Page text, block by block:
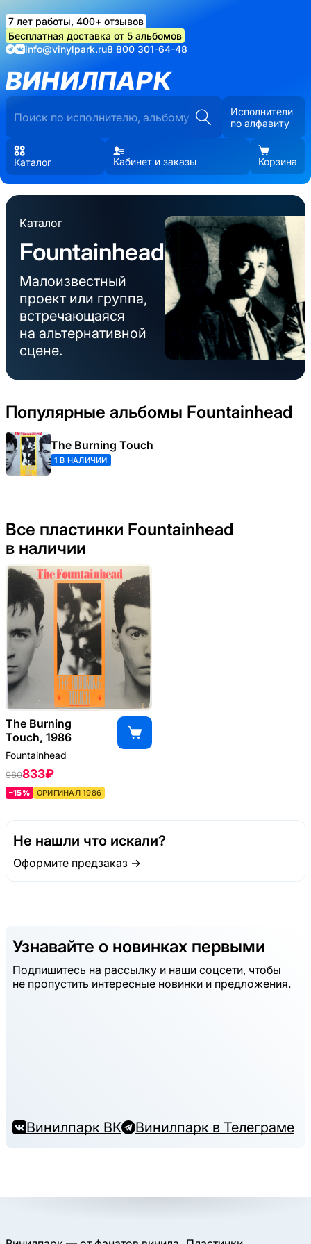
7 лет работы, 400+ отзывов
Бесплатная доставка от 5 альбомов
info@vinylpark.ru8 800 301-64-48
ВИНИЛПАРК
Исполнители
по алфавиту
Каталог Кабинет и заказы Корзина
Каталог
Fountainhead
Малоизвестный
проект или группа,
встречающаяся
на альтернативной
сцене.
Популярные альбомы Fountainhead
The Burning Touch
1 В НАЛИЧИИ
Все пластинки Fountainhead
в наличии
The Burning
Touch, 1986
Fountainhead
980833 ₽
–15% ОРИГИНАЛ 1986
Не нашли что искали?
Оформите предзаказ →
Узнавайте о новинках первыми
Подпишитесь на рассылку и наши соцсети, чтобы
не пропустить интересные новинки и предложения.
Винилпарк ВК Винилпарк в Телеграме